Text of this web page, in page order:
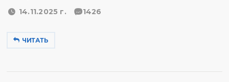
14.11.2025 г. 1426
ЧИТАТЬ